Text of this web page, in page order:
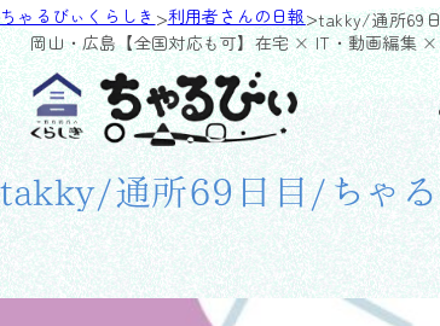
岡山・広島【全国対応も可】在宅 × IT・動画編集 ×
ちゃるびぃくらしき>利用者さんの日報>takky/通所69
takky/通所69日目/ちゃ